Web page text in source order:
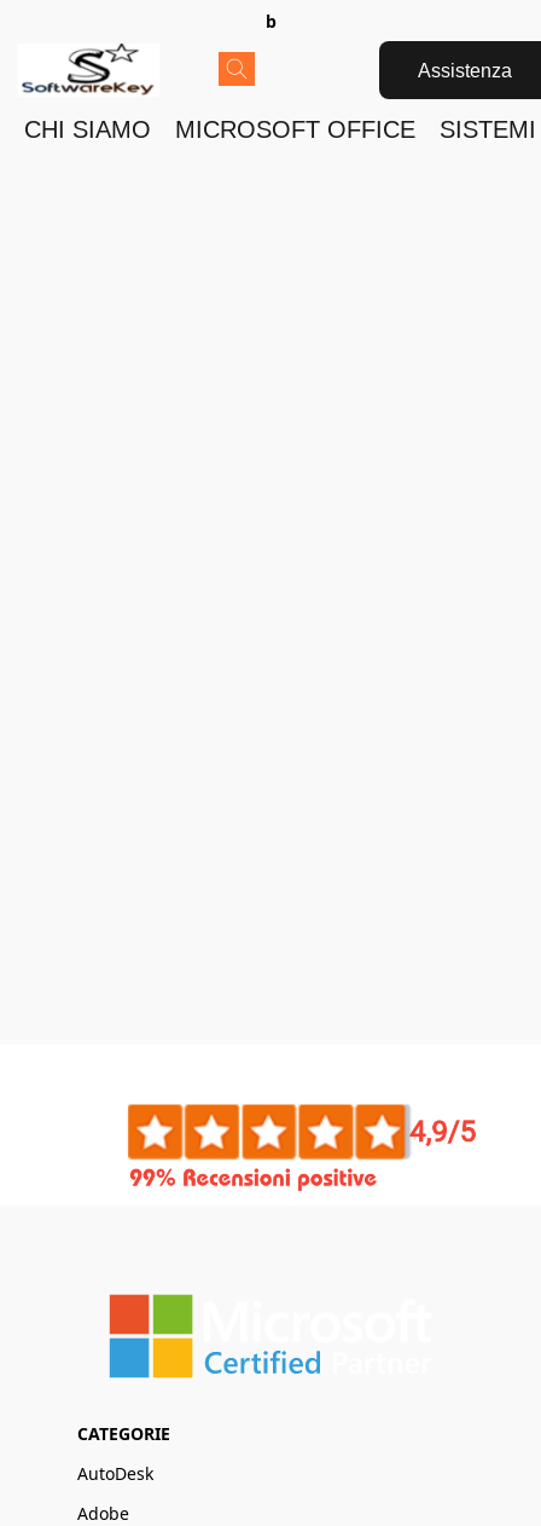
b
Assistenza
CHI SIAMO MICROSOFT OFFICE
CATEGORIE
AutoDesk
Adobe